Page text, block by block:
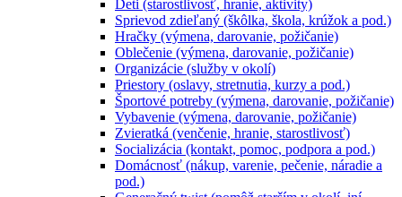
Deti (starostlivosť, hranie, aktivity)
Sprievod zdieľaný (škôlka, škola, krúžok a pod.)
Hračky (výmena, darovanie, požičanie)
Oblečenie (výmena, darovanie, požičanie)
Organizácie (služby v okolí)
Priestory (oslavy, stretnutia, kurzy a pod.)
Športové potreby (výmena, darovanie, požičanie)
Vybavenie (výmena, darovanie, požičanie)
Zvieratká (venčenie, hranie, starostlivosť)
Socializácia (kontakt, pomoc, podpora a pod.)
Domácnosť (nákup, varenie, pečenie, náradie a
pod.)